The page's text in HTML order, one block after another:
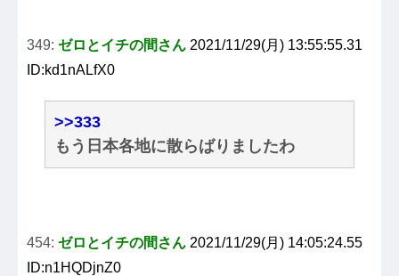
349: ゼロとイチの間さん 2021/11/29(月) 13:55:55.31
ID:kd1nALfX0
>>333
もう日本各地に散らばりましたわ
454: ゼロとイチの間さん 2021/11/29(月) 14:05:24.55
ID:n1HQDjnZ0